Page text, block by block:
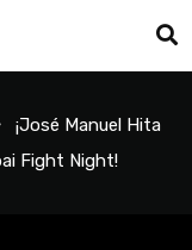
¡José Manuel Hita
Fight Night!